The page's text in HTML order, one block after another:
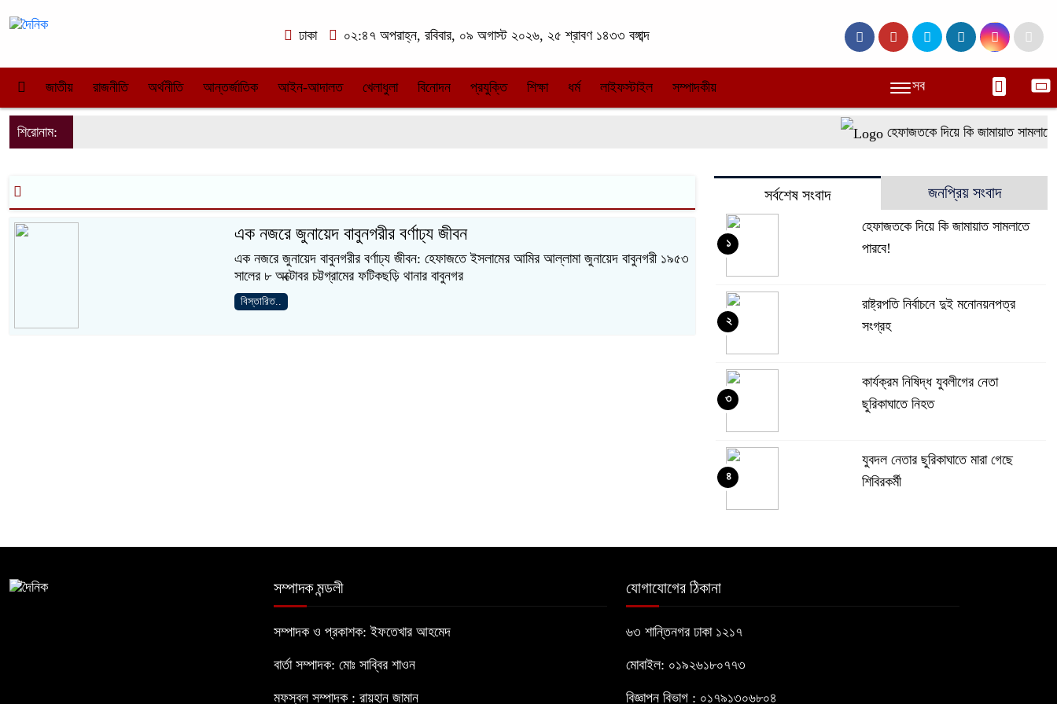
ঢাকা ০২:৪৭ অপরাহ্ন, রবিবার, ০৯ অগাস্ট ২০২৬, ২৫ শ্রাবণ ১৪৩৩ বঙ্গাব্দ
জাতীয় রাজনীতি অর্থনীতি আন্তর্জাতিক আইন-আদালত খেলাধুলা বিনোদন প্রযুক্তি শিক্ষা ধর্ম লাইফস্টাইল সম্পাদকীয় সব
শিরোনাম: হেফাজতকে দিয়ে কি জামায়াত সামলাতে
এক নজরে জুনায়েদ বাবুনগরীর বর্ণাঢ্য জীবন
এক নজরে জুনায়েদ বাবুনগরীর বর্ণাঢ্য জীবন: হেফাজতে ইসলামের আমির আল্লামা জুনায়েদ বাবুনগরী ১৯৫৩
সালের ৮ অক্টোবর চট্টগ্রামের ফটিকছড়ি থানার বাবুনগর
বিস্তারিত..
সর্বশেষ সংবাদ জনপ্রিয় সংবাদ
হেফাজতকে দিয়ে কি জামায়াত সামলাতে
পারবে!
১
রাষ্ট্রপতি নির্বাচনে দুই মনোনয়নপত্র
সংগ্রহ
২
কার্যক্রম নিষিদ্ধ যুবলীগের নেতা
ছুরিকাঘাতে নিহত
৩
যুবদল নেতার ছুরিকাঘাতে মারা গেছে
শিবিরকর্মী
৪
৬
সম্পাদক মন্ডলী
সম্পাদক ও প্রকাশক: ইফতেখার আহমেদ
বার্তা সম্পাদক: মোঃ সাব্বির শাওন
মফস্বল সম্পাদক : রায়হান জামান
যোগাযোগের ঠিকানা
৬৩ শান্তিনগর ঢাকা ১২১৭
মোবাইল: ০১৯২৬১৮০৭৭৩
বিজ্ঞাপন বিভাগ : ০১৭৯১৩০৬৮০৪